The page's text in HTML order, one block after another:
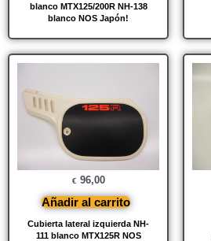
blanco MTX125/200R NH-138
blanco NOS Japón!
Cubierta lateral izquierda NH-
111 blanco MTX125R NOS
€ 96,00
Añadir al carrito